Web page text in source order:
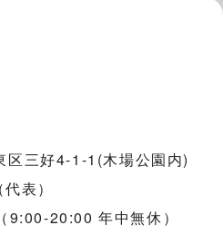
三好4-1-1(木場公園内)
表）
9:00-20:00 年中無休）